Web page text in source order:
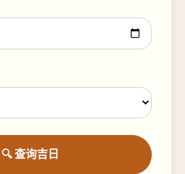
🔍 查询吉日